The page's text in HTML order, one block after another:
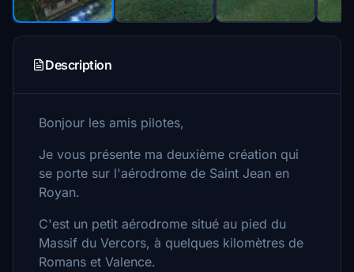
Description
Bonjour les amis pilotes,
Je vous présente ma deuxième création qui
se porte sur l'aérodrome de Saint Jean en
Royan.
C'est un petit aérodrome situé au pied du
Massif du Vercors, à quelques kilomètres de
Romans et Valence.